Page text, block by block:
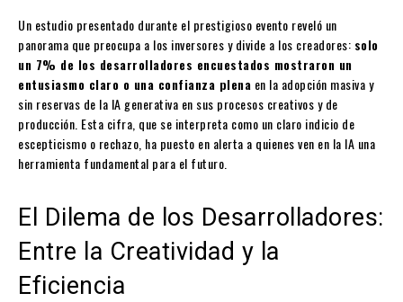
Un estudio presentado durante el prestigioso evento reveló un
panorama que preocupa a los inversores y divide a los creadores: solo
un 7% de los desarrolladores encuestados mostraron un
entusiasmo claro o una confianza plena en la adopción masiva y
sin reservas de la IA generativa en sus procesos creativos y de
producción. Esta cifra, que se interpreta como un claro indicio de
escepticismo o rechazo, ha puesto en alerta a quienes ven en la IA una
herramienta fundamental para el futuro.
El Dilema de los Desarrolladores:
Entre la Creatividad y la
Eficiencia